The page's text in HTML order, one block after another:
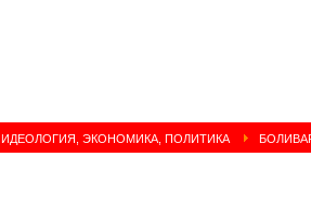
ИДЕОЛОГИЯ, ЭКОНОМИКА, ПОЛИТИКА